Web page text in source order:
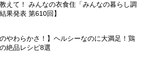
えて！ みんなの衣食住「みんなの暮らし調
果発表 第610回】
のやわらかさ！】ヘルシーなのに大満足！鶏
絶品レシピ8選